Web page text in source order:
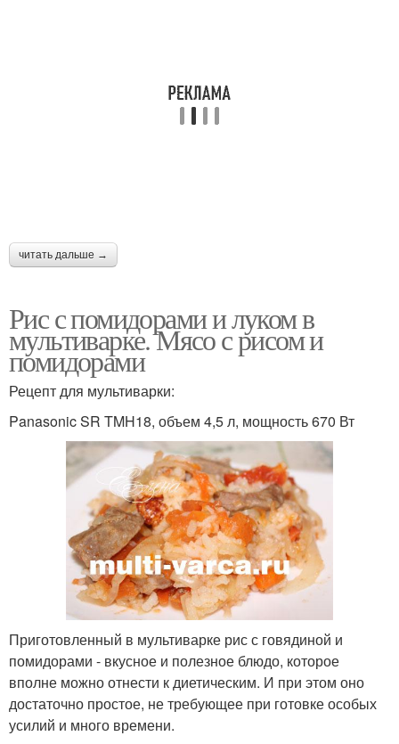
читать дальше →
Рис с помидорами и луком в
мультиварке. Мясо с рисом и
помидорами
Рецепт для мультиварки:
Panasonic SR TMH18, объем 4,5 л, мощность 670 Вт
Приготовленный в мультиварке рис с говядиной и
помидорами - вкусное и полезное блюдо, которое
вполне можно отнести к диетическим. И при этом оно
достаточно простое, не требующее при готовке особых
усилий и много времени.